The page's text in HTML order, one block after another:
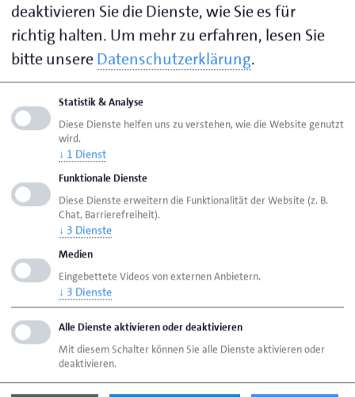
Der Arbeitskreis hat es sich zur Aufgabe gemacht,
Frauen im Handwerk zu fördern, ihre Führungsrolle zu
stärken und weibliche Nachwuchskräfte für eine
handwerkliche Ausbildung zu begeistern. Darüber
hinaus bietet er engagierten und bildungswilligen
Frauen aus allen Branchen des Handwerks ein
Netzwerk, in dem sie ihre praktischen Erfahrungen im
Betrieb mit Gleichgesinnten besprechen, ihren
Weiterbildungsbedarf bestimmen und sich auf
Augenhöhe austauschen können. Dabei bilden sie
eine bunte Mischung aus Frauen von
Handwerksbetrieben – seien es Familienangehörige,
die als Ehefrauen, Partnerinnen, Schwestern oder
Töchter nicht selten Führungsaufgaben leisten. Aber
auch Gesellinnen oder Frauen, die selbst
Meisterinnen sind, sind willkommen.
deaktivieren Sie die Dienste, wie Sie es für
richtig halten. Um mehr zu erfahren, lesen Sie
bitte unsereDatenschutzerklärung.
Statistik & Analyse
Diese Dienste helfen uns zu verstehen, wie die Website genutzt
wird.
↓ 1 Dienst
Funktionale Dienste
Diese Dienste erweitern die Funktionalität der Website (z. B.
Chat, Barrierefreiheit).
↓ 3 Dienste
Medien
Eingebettete Videos von externen Anbietern.
↓ 3 Dienste
Alle Dienste aktivieren oder deaktivieren
Mit diesem Schalter können Sie alle Dienste aktivieren oder
deaktivieren.